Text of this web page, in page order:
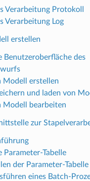
Verarbeitung Protokoll
Verarbeitung Log
erstellen
Benutzeroberfläche des
Modell erstellen
und laden von
Modell bearbeiten
zur
Parameter-Tabelle
der Parameter-Tabelle
eines Batch-